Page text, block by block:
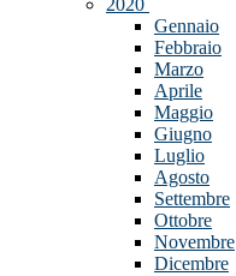
2020
Gennaio
Febbraio
Marzo
Aprile
Maggio
Giugno
Luglio
Agosto
Settembre
Ottobre
Novembre
Dicembre